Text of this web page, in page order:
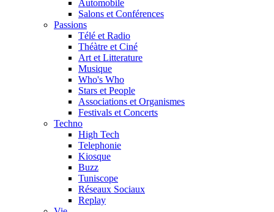
Automobile
Salons et Conférences
Passions
Télé et Radio
Théàtre et Ciné
Art et Litterature
Musique
Who's Who
Stars et People
Associations et Organismes
Festivals et Concerts
Techno
High Tech
Telephonie
Kiosque
Buzz
Tuniscope
Réseaux Sociaux
Replay